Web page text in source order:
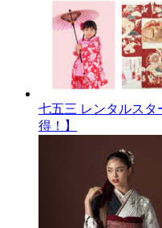
七五三 レンタルスタ
得！】